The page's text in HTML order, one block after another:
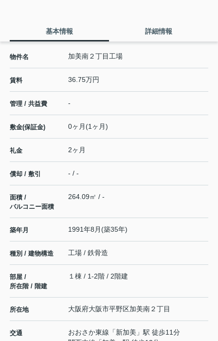
基本情報 詳細情報
物件名 加美南２丁目工場
賃料 36.75万円
管理 / 共益費 -
敷金(保証金) 0ヶ月(1ヶ月)
礼金 2ヶ月
償却 / 敷引 - / -
面積 /
バルコニー面積
264.09㎡ / -
築年月 1991年8月(築35年)
種別 / 建物構造 工場 / 鉄骨造
部屋 /
所在階 / 階建
１棟 / 1-2階 / 2階建
所在地 大阪府大阪市平野区加美南２丁目
交通 おおさか東線 「新加美 」駅 徒歩11分